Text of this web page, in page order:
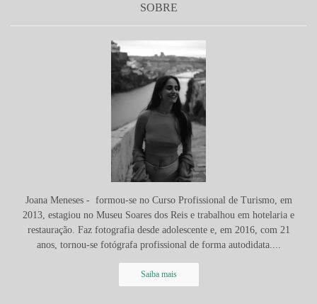
SOBRE
Joana Meneses - formou-se no Curso Profissional de Turismo, em
2013, estagiou no Museu Soares dos Reis e trabalhou em hotelaria e
restauração. Faz fotografia desde adolescente e, em 2016, com 21
anos, tornou-se fotógrafa profissional de forma autodidata....
Saiba mais